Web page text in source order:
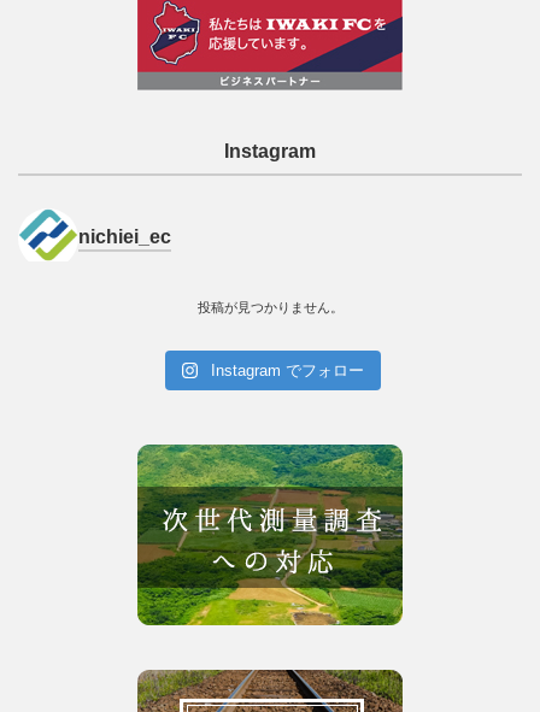
Instagram
nichiei_ec
投稿が見つかりません。
Instagram でフォロー